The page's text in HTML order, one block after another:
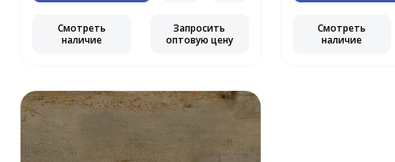
Смотреть
наличие
Запросить
оптовую цену
Смотреть
наличие